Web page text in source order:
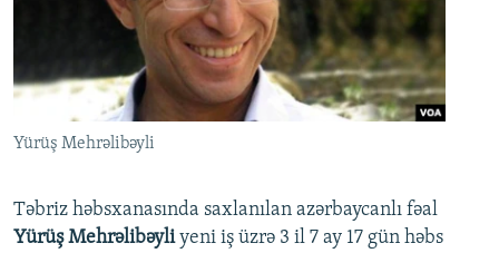
Yürüş Mehrəlibəyli
Təbriz həbsxanasında saxlanılan azərbaycanlı fəal
Yürüş Mehrəlibəyliyeni iş üzrə 3 il 7 ay 17 gün həbs